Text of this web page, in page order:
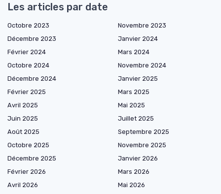
Les articles par date
Octobre 2023
Novembre 2023
Décembre 2023
Janvier 2024
Février 2024
Mars 2024
Octobre 2024
Novembre 2024
Décembre 2024
Janvier 2025
Février 2025
Mars 2025
Avril 2025
Mai 2025
Juin 2025
Juillet 2025
Août 2025
Septembre 2025
Octobre 2025
Novembre 2025
Décembre 2025
Janvier 2026
Février 2026
Mars 2026
Avril 2026
Mai 2026